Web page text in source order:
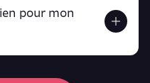
peux
pour mon